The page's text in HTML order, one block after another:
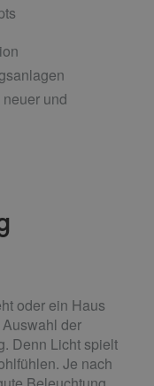
und
oder ein Haus
der
Denn Licht spielt
Je nach